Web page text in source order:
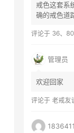
戒色这套系
确的戒色道
评论于 36、80后
管理员
欢迎回家
评论于 老戒友